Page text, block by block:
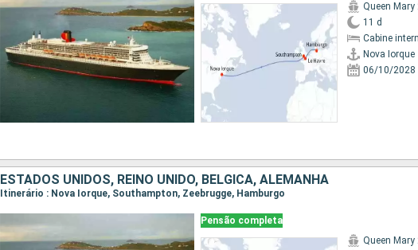
Queen Mary
11 d
Cabine
Nova Iorque
06/10/2028
ESTADOS UNIDOS, REINO UNIDO, BÉLGICA, ALEMANHA
Itinerário : Nova Iorque, Southampton, Zeebrugge, Hamburgo
Pensão completa
Queen Mary